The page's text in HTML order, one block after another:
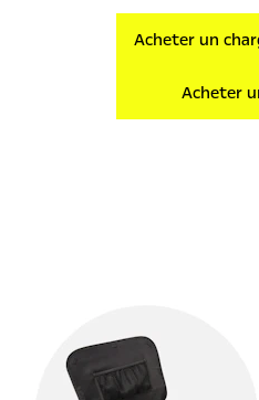
Acheter un
Acheter